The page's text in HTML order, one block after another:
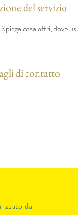
del servizio
cosa offri, dove
di contatto
da